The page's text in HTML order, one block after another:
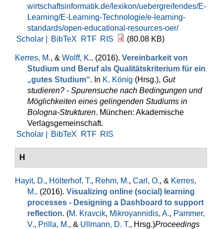
wirtschaftsinformatik.de/lexikon/uebergreifendes/E-
Learning/E-Learning-Technologie/e-learning-
standards/open-educational-resources-oer/
Scholar |
BibTeX RTF RIS (80.08 KB)
Kerres, M., & Wolff, K.. (2016). Vereinbarkeit von
Studium und Beruf als Qualitätskriterium für ein
„gutes Studium“. In K. König (Hrsg.), Gut
studieren? - Spurensuche nach Bedingungen und
Möglichkeiten eines gelingenden Studiums in
Bologna-Strukturen. München: Akademische
Verlagsgemeinschaft.
Scholar |
BibTeX RTF RIS
H
Hayit, D., Hölterhof, T., Rehm, M., Carl, O., & Kerres,
M.. (2016). Visualizing online (social) learning
processes - Designing a Dashboard to support
reflection. (M. Kravcik, Mikroyannidis, A., Pammer,
V., Prilla, M., & Ullmann, D. T., Hrsg.)Proceedings